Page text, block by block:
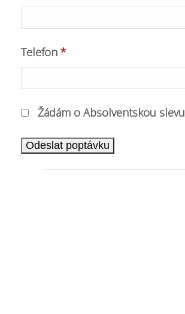
Telefon *
Žádám o Absolventskou slevu